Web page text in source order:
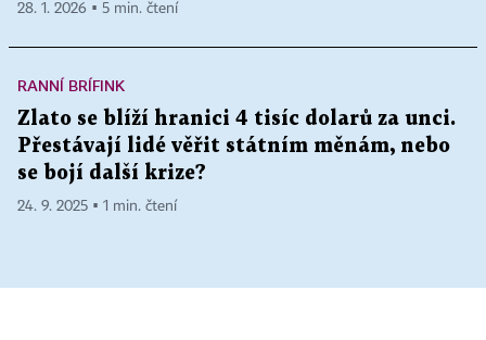
28. 1. 2026 ▪ 5 min. čtení
RANNÍ BRÍFINK
Zlato se blíží hranici 4 tisíc dolarů za unci.
Přestávají lidé věřit státním měnám, nebo
se bojí další krize?
24. 9. 2025 ▪ 1 min. čtení